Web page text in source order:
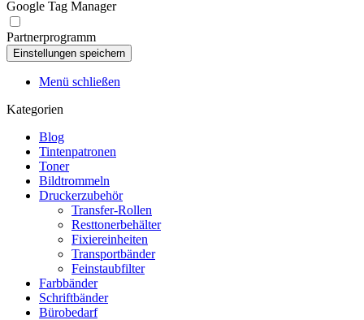
Google Tag Manager
Partnerprogramm
Menü schließen
Kategorien
Blog
Tintenpatronen
Toner
Bildtrommeln
Druckerzubehör
Transfer-Rollen
Resttonerbehälter
Fixiereinheiten
Transportbänder
Feinstaubfilter
Farbbänder
Schriftbänder
Bürobedarf